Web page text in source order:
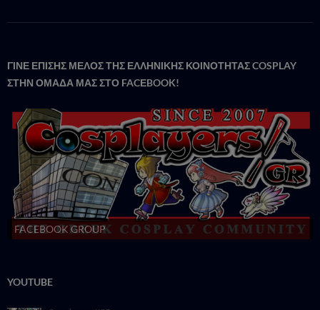
ΓΙΝΕ ΕΠΙΣΗΣ ΜΕΛΟΣ ΤΗΣ ΕΛΛΗΝΙΚΗΣ ΚΟΙΝΟΤΗΤΑΣ COSPLAY
ΣΤΗΝ ΟΜΑΔΑ ΜΑΣ ΣΤΟ FACΕBOOK!
FACEBOOK GROUP
YOUTUBE